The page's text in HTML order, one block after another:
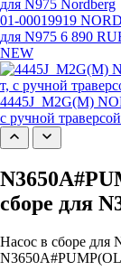
01-00019919
для N975 6 890
NEW
4445J_M2G(M)
с ручной
сборе для
Насос в сборе